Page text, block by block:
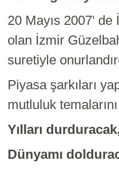
20 Mayıs 2007'
olan İzmir
suretiyle
Piyasa şarkıları
mutluluk
Yılları
Dünyamı